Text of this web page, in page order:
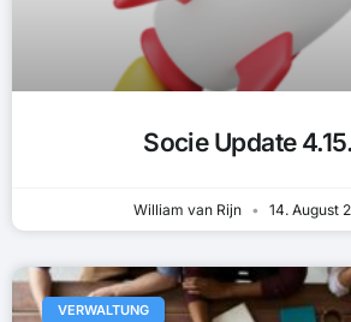
Socie Update
William van Rijn 14. August
VERWALTUNG